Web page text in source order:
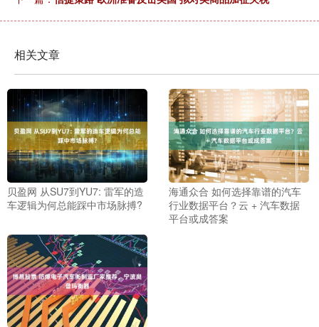
相关文章
贝盈网 从SU7到YU7: 雷军的造
车逻辑为何总能踩中市场脉搏?
海通众合 如何选择靠谱的汽车
行业数据平台？云 + 汽车数据
平台或成答案